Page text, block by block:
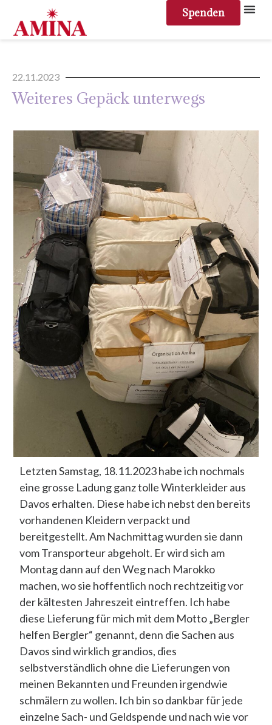
Spenden
22.11.2023
Weiteres Gepäck unterwegs
Letzten Samstag, 18.11.2023 habe ich nochmals
eine grosse Ladung ganz tolle Winterkleider aus
Davos erhalten. Diese habe ich nebst den bereits
vorhandenen Kleidern verpackt und
bereitgestellt. Am Nachmittag wurden sie dann
vom Transporteur abgeholt. Er wird sich am
Montag dann auf den Weg nach Marokko
machen, wo sie hoffentlich noch rechtzeitig vor
der kältesten Jahreszeit eintreffen. Ich habe
diese Lieferung für mich mit dem Motto „Bergler
helfen Bergler“ genannt, denn die Sachen aus
Davos sind wirklich grandios, dies
selbstverständlich ohne die Lieferungen von
meinen Bekannten und Freunden irgendwie
schmälern zu wollen. Ich bin so dankbar für jede
einzelne Sach- und Geldspende und nach wie vor